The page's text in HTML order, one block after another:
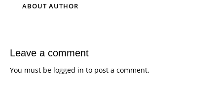
ABOUT AUTHOR
Leave a comment
You must be logged in to post a comment.